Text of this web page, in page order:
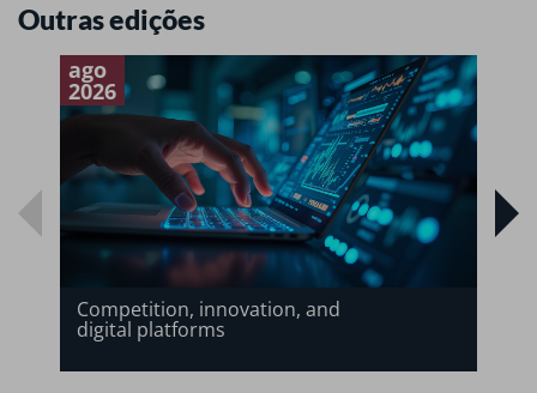
Outras edições
ago
2026
Competition, innovation, and
digital platforms